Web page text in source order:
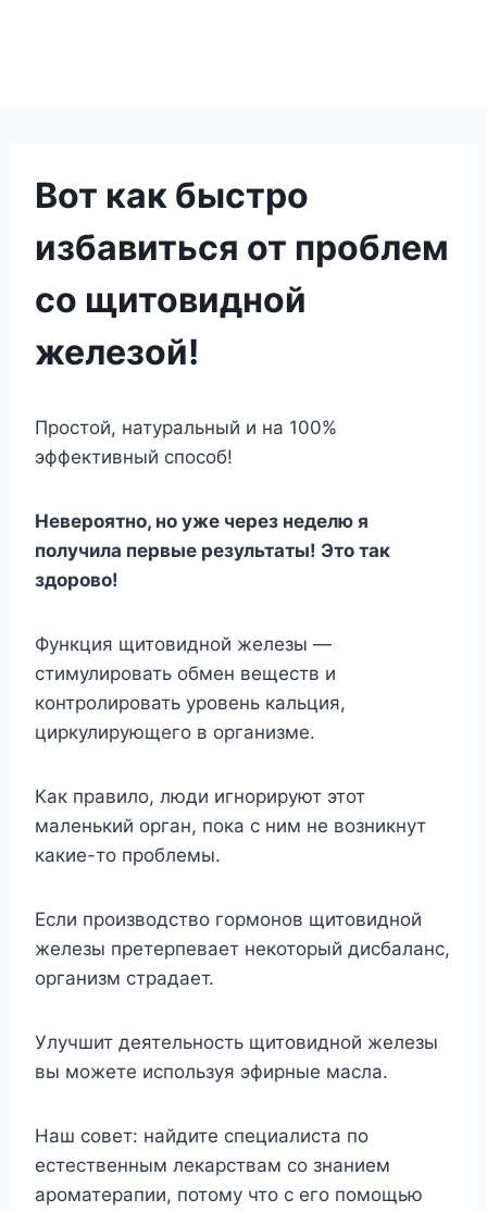
Вот как быстро
избавиться от проблем
со щитовидной
железой!
Простой, натуральный и на 100%
эффективный способ!
Невероятно, но уже через неделю я
получила первые результаты! Это так
здорово!
Функция щитовидной железы —
стимулировать обмен веществ и
контролировать уровень кальция,
циркулирующего в организме.
Как правило, люди игнорируют этот
маленький орган, пока с ним не возникнут
какие-то проблемы.
Если производство гормонов щитовидной
железы претерпевает некоторый дисбаланс,
организм страдает.
Улучшит деятельность щитовидной железы
вы можете используя эфирные масла.
Наш совет: найдите специалиста по
естественным лекарствам со знанием
ароматерапии, потому что с его помощью